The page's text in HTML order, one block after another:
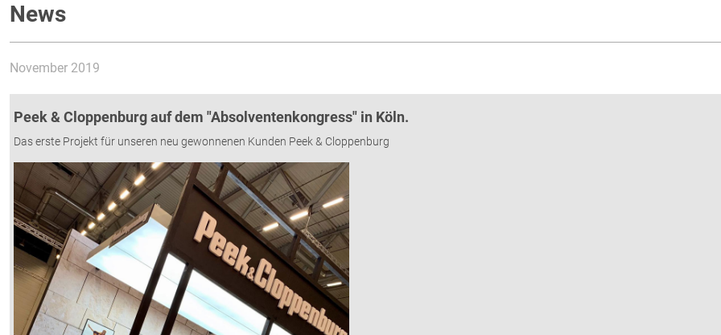
News
November 2019
Peek & Cloppenburg auf dem "Absolventenkongress" in Köln.
Das erste Projekt für unseren neu gewonnenen Kunden Peek & Cloppenburg